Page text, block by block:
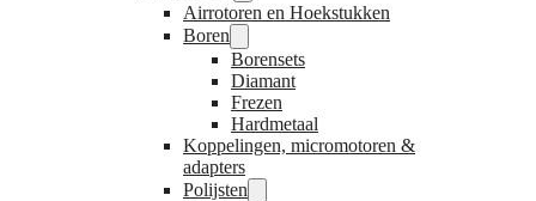
Airrotoren en Hoekstukken
Boren
Borensets
Diamant
Frezen
Hardmetaal
Koppelingen, micromotoren &
adapters
Polijsten